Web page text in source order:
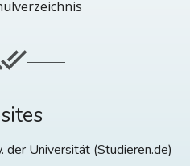
der Universität (Studieren.de)